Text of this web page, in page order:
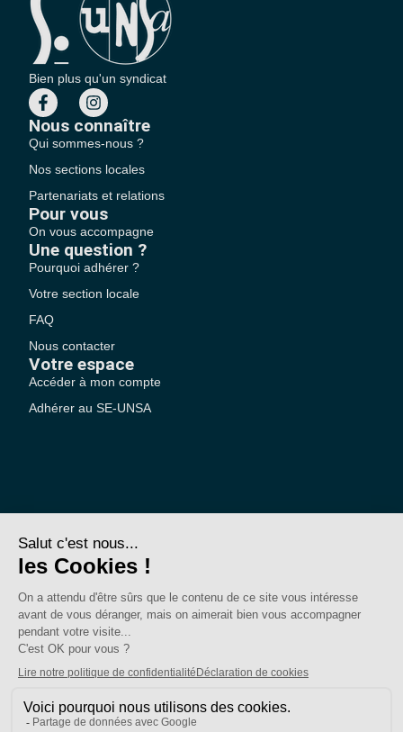
Bien plus qu'un syndicat
Nous connaître
Qui sommes-nous ?
Nos sections locales
Partenariats et relations
Pour vous
On vous accompagne
Une question ?
Pourquoi adhérer ?
Votre section locale
FAQ
Nous contacter
Votre espace
Accéder à mon compte
Adhérer au SE-UNSA
SE-Unsa est un syndicat de l’UNSA
Politique de confidentialité